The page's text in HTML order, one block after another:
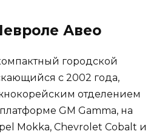
Авео
городской
с 2002 года,
отделением
GM Gamma, на
Mokka, Chevrolet Cobalt и